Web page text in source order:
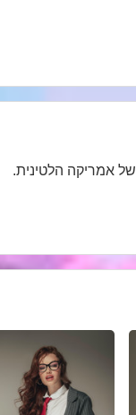
של אמריקה הלטינית.